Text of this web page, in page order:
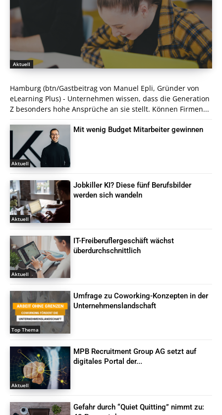
Aktuell
Hamburg (btn/Gastbeitrag von Manuel Epli, Gründer von
eLearning Plus) - Unternehmen wissen, dass die Generation
Z besonders hohe Ansprüche an sie stellt. Können Firmen...
Aktuell
Mit wenig Budget Mitarbeiter gewinnen
Aktuell
Jobkiller KI? Diese fünf Berufsbilder
werden sich wandeln
Aktuell
IT-Freiberuflergeschäft wächst
überdurchschnittlich
Top Thema
Umfrage zu Coworking-Konzepten in der
Unternehmenslandschaft
Aktuell
MPB Recruitment Group AG setzt auf
digitales Portal der...
Gefahr durch “Quiet Quitting” nimmt zu: